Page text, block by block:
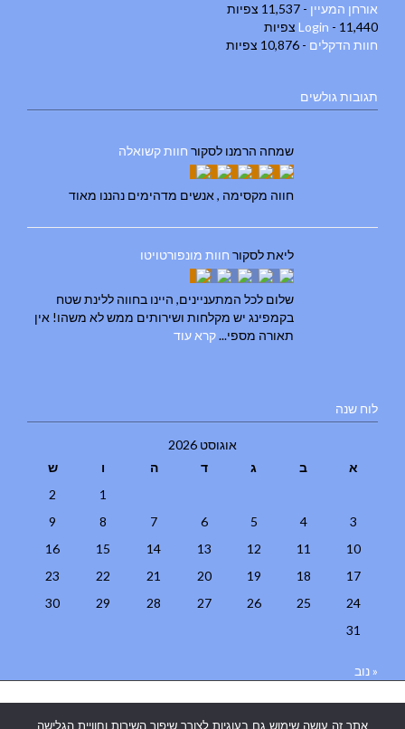
אורחן המעיין - 11,537 צפיות
Login - 11,440 צפיות
חוות הדקלים - 10,876 צפיות
תגובות גולשים
שמחה הרמנו לסקור חוות קשואלה
חווה מקסימה , אנשים מדהימים נהננו מאוד
ליאתלסקור חוות מונפורטויטו
שלום לכל המתעניינים, היינו בחווה ללינת שטח
בקמפינג יש מקלחות ושירותים ממש לא משהו! אין
תאורה מספי...קרא עוד
לוח שנה
אוגוסט 2026
א
ב ג ד ה ו
ש
1
2
3
4
5
6
7
8
9
10
11
12
13
14
15
16
17
18
19
20
21
22
23
24
25
26
27
28
29
30
31
« נוב
אתר זה עושה שימוש גם בעוגיות לצורך שיפור השירות וחוויית הגלישה